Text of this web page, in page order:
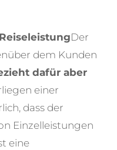
Der
dem Kunden
dafür aber
einer
dass der
Einzelleistungen
eine